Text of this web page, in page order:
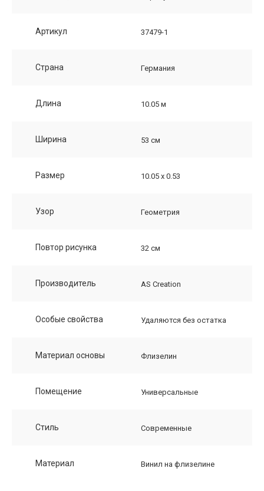
Артикул 37479-1
Страна Германия
Длина 10.05 м
Ширина 53 см
Размер 10.05 х 0.53
Узор Геометрия
Повтор рисунка 32 см
Производитель AS Creation
Особые свойства Удаляются без остатка
Материал основы Флизелин
Помещение Универсальные
Стиль Современные
Материал Винил на флизелине